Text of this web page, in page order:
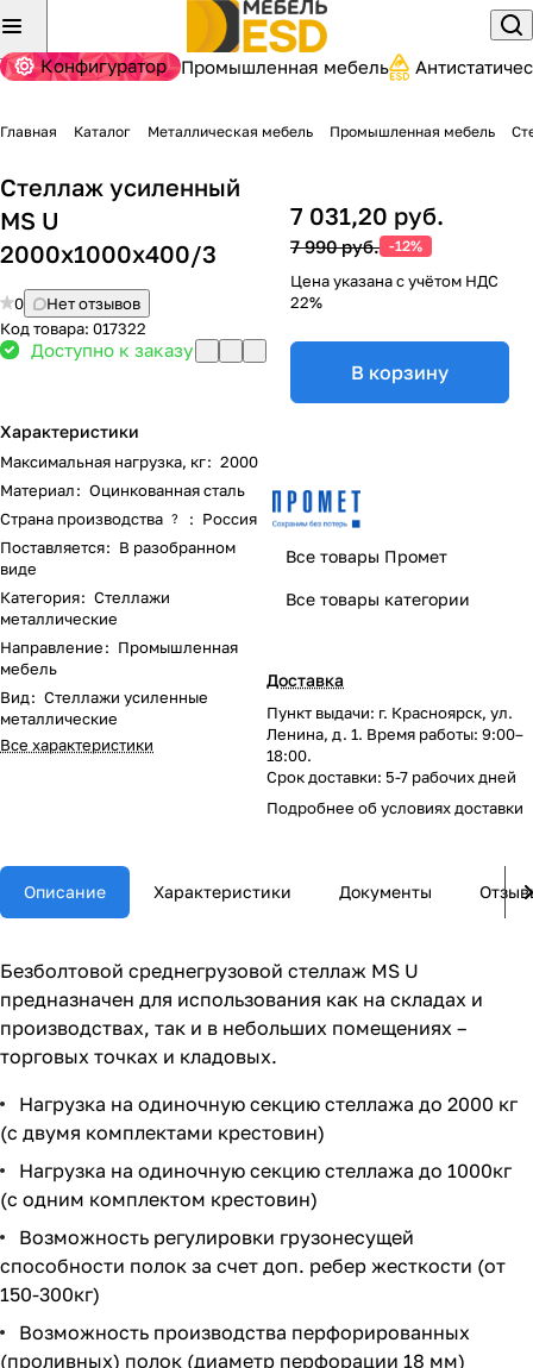
Конфигуратор Промышленная мебель
Главная Каталог Металлическая мебель Промышленная мебель
Стеллаж усиленный
MS U
2000x1000x400/3
0
Нет отзывов
Код товара: 017322
Доступно к заказу
Характеристики
Максимальная нагрузка, кг: 2000
Материал: Оцинкованная сталь
Страна производства ? : Россия
Поставляется: В разобранном
виде
Категория: Стеллажи
металлические
Направление: Промышленная
мебель
Вид: Стеллажи усиленные
металлические
Все характеристики
7 031,20 руб.
7 990 руб. -12%
Цена указана с учётом НДС
22%
В корзину
Все товары Промет
Все товары категории
Доставка
Пункт выдачи: г. Красноярск, ул.
Ленина, д. 1. Время работы: 9:00–
18:00.
Срок доставки: 5-7 рабочих дней
Подробнее обусловиях доставки
Описание Характеристики Документы
Безболтовой среднегрузовой стеллаж MS U
предназначен для использования как на складах и
производствах, так и в небольших помещениях –
торговых точках и кладовых.
Нагрузка на одиночную секцию стеллажа до 2000 кг
(с двумя комплектами крестовин)
Нагрузка на одиночную секцию стеллажа до 1000кг
(с одним комплектом крестовин)
Возможность регулировки грузонесущей
способности полок за счет доп. ребер жесткости (от
150-300кг)
Возможность производства перфорированных
(проливных) полок (диаметр перфорации 18 мм)